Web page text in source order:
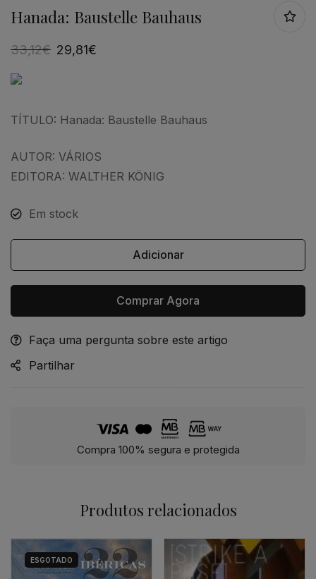
Hanada: Baustelle Bauhaus
33,12€ 29,81€
TÍTULO: Hanada: Baustelle Bauhaus
AUTOR: VÁRIOS
EDITORA: WALTHER KÖNIG
Em stock
Adicionar
Comprar Agora
Alternative:
Faça uma pergunta sobre este artigo
Partilhar
Compra 100% segura e protegida
Produtos relacionados
ESGOTADO